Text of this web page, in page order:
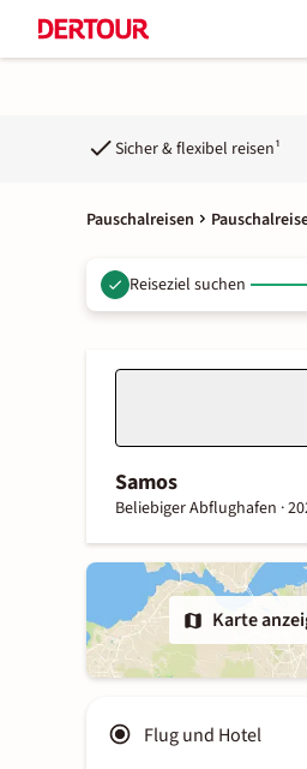
Sicher & flexibel reisen¹
Pauschalreisen
Reiseziel suchen
Samos
Beliebiger Abflughafen ·
Karte
Flug und Hotel